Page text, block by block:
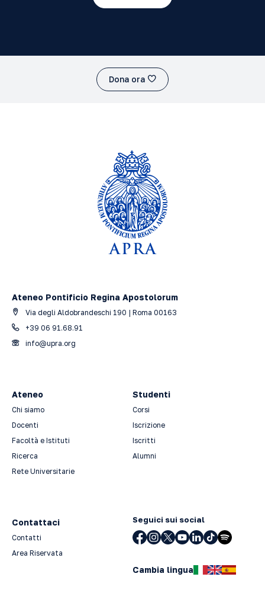
Dona ora
Ateneo Pontificio Regina Apostolorum
Via degli Aldobrandeschi 190 | Roma 00163
+39 06 91.68.91
info@upra.org
Ateneo
Chi siamo
Docenti
Facoltà e Istituti
Ricerca
Rete Universitarie
Studenti
Corsi
Iscrizione
Iscritti
Alumni
Contattaci
Contatti
Area Riservata
Seguici sui social
Cambia lingua